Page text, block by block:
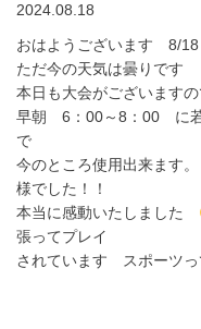
2024.08.18
おはようございます 8/
ただ今の天気は曇りです
本日も大会がございます
早朝 6：00～8：00 に
で
今のところ使用出来ます
様でした！！
本当に感動いたしました
張ってプレイ
されています スポーツ